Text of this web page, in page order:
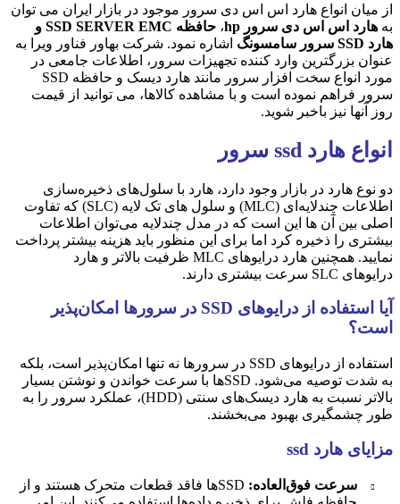
از میان انواع هارد اس اس دی سرور موجود در بازار ایران می توان
به هارد اس اس دی سرور hp ،
حافظه SSD SERVER EMC و
هارد SSD سرور سامسونگ
اشاره نمود. شرکت بهاور فناور ویرا به
عنوان بزرگترین وارد کننده تجهیزات سرور، اطلاعات جامعی در
مورد انواع سخت افزار سرور مانند هارد دیسک و حافظه SSD
سرور فراهم نموده است و با مشاهده کالاها، می توانید از قیمت
روز آنها نیز باخبر شوید.
انواع هارد ssd سرور
دو نوع هارد در بازار وجود دارد، هارد با سلول‌های ذخیره‌سازی
اطلاعات چندلایه‌ای (MLC) و سلول های تک لایه (SLC) که تفاوت
اصلی بین آن ها این است که در مدل چندلایه می‌توان اطلاعات
بیشتری را ذخیره کرد اما برای این منظور باید هزینه بیشتر پرداخت
نمایید. همچنین هارد درایوهای MLC ظرفیت بالاتر و هارد
درایوهای SLC سرعت بیشتری دارند.
آیا استفاده از درایوهای SSD در سرورها امکان‌پذیر
است؟
استفاده از درایوهای SSD در سرورها نه تنها امکان‌پذیر است، بلکه
به شدت توصیه می‌شود. SSDها با سرعت خواندن و نوشتن بسیار
بالاتر نسبت به هارد دیسک‌های سنتی (HDD)، عملکرد سرور را به
طور چشمگیری بهبود می‌بخشند.
مزایای هارد ssd
سرعت فوق‌العاده:
SSDها فاقد قطعات متحرک هستند و از